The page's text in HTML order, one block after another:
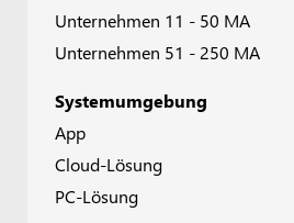
Unternehmen 11 - 50 MA
Unternehmen 51 - 250 MA
Systemumgebung
App
Cloud-Lösung
PC-Lösung